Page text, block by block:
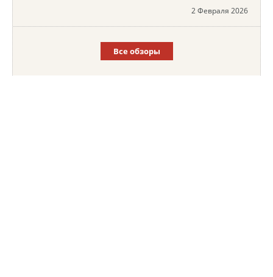
2 Февраля 2026
Все обзоры